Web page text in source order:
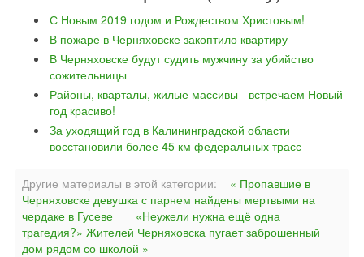
С Новым 2019 годом и Рождеством Христовым!
В пожаре в Черняховске закоптило квартиру
В Черняховске будут судить мужчину за убийство
сожительницы
Районы, кварталы, жилые массивы - встречаем Новый
год красиво!
За уходящий год в Калининградской области
восстановили более 45 км федеральных трасс
Другие материалы в этой категории:
« Пропавшие в
Черняховске девушка с парнем найдены мертвыми на
чердаке в Гусеве
«Неужели нужна ещё одна
трагедия?» Жителей Черняховска пугает заброшенный
дом рядом со школой »